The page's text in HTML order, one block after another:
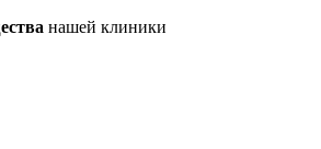
нашей клиники